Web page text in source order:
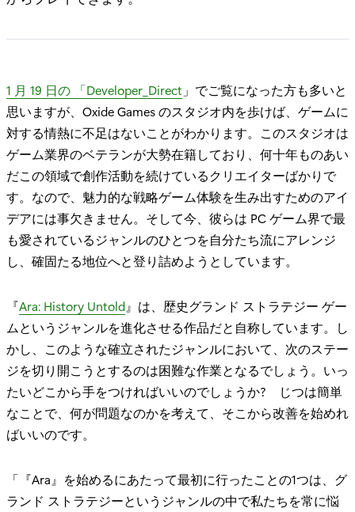
1 月 19 日の 「Developer_Direct 」でご覧になった方も多いと
思いますが、Oxide Games のスタジオ内を歩けば、ゲームに
対する情熱に不足はないことがわかります。このスタジオは
ゲーム業界のベテランが大勢在籍しており、何十年ものあい
だこの領域で創作活動を続けているクリエイターばかりで
す。なので、魅力的な戦略ゲーム体験を生み出すためのアイ
デアには事欠きません。そして今、彼らは PC ゲーム界で最
も愛されているジャンルのひとつを自分たち流にアレンジ
し、確固たる地位へと登り詰めようとしています。
『Ara: History Untold』は、歴史グランド ストラテジー ゲー
ムというジャンルを進化させる作品だと自称しています。し
かし、このような確立されたジャンルにおいて、次のステー
ジを切り開こうとするのは困難な作業となるでしょう。いっ
たいどこから手をつければいいのでしょうか? じつは簡単
なことで、何が問題なのかを考えて、そこから改善を始めれ
ばいいのです。
「『Ara』を始めるにあたって最初に行ったことの1つは、グ
ランド ストラテジーというジャンルの中で私たちを常に悩